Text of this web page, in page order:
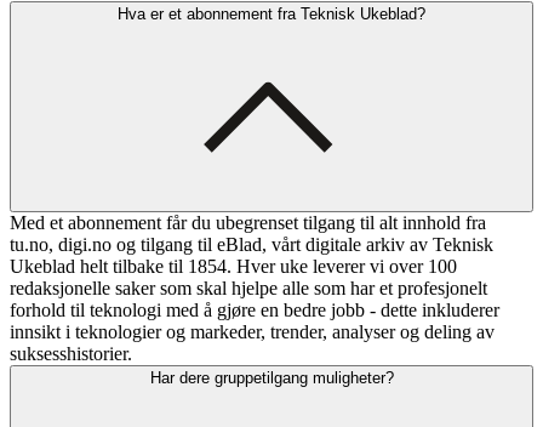
Hva er et abonnement fra Teknisk Ukeblad?
Med et abonnement får du ubegrenset tilgang til alt innhold fra
tu.no, digi.no og tilgang til eBlad, vårt digitale arkiv av Teknisk
Ukeblad helt tilbake til 1854. Hver uke leverer vi over 100
redaksjonelle saker som skal hjelpe alle som har et profesjonelt
forhold til teknologi med å gjøre en bedre jobb - dette inkluderer
innsikt i teknologier og markeder, trender, analyser og deling av
suksesshistorier.
Har dere gruppetilgang muligheter?